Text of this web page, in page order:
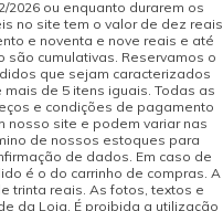
2026 ou enquanto durarem os
no site tem o valor de dez reais
e noventa e nove reais e até
são cumulativas. Reservamos o
que sejam caracterizados
de 5 itens iguais. Todas as
e condições de pagamento
nosso site e podem variar nas
de nossos estoques para
de dados. Em caso de
é o do carrinho de compras. A
trinta reais. As fotos, textos e
da Loja. É proibida a utilização